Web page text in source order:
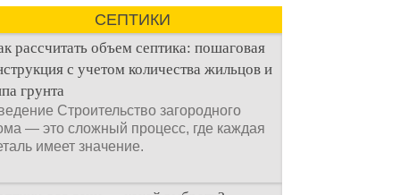
специальные препараты, которые
СЕПТИКИ
рассчитать объем септика: пошаговая
с учетом количества жильцов и
грунта
Строительство загородного
— это сложный процесс, где каждая
имеет значение.